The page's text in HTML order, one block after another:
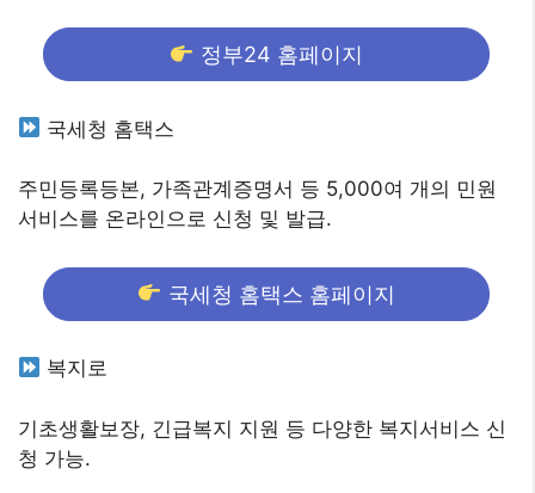
정부24 홈페이지
국세청 홈택스
주민등록등본, 가족관계증명서 등 5,000여 개의 민원
서비스를 온라인으로 신청 및 발급.
국세청 홈택스 홈페이지
복지로
기초생활보장, 긴급복지 지원 등 다양한 복지서비스 신
청 가능.